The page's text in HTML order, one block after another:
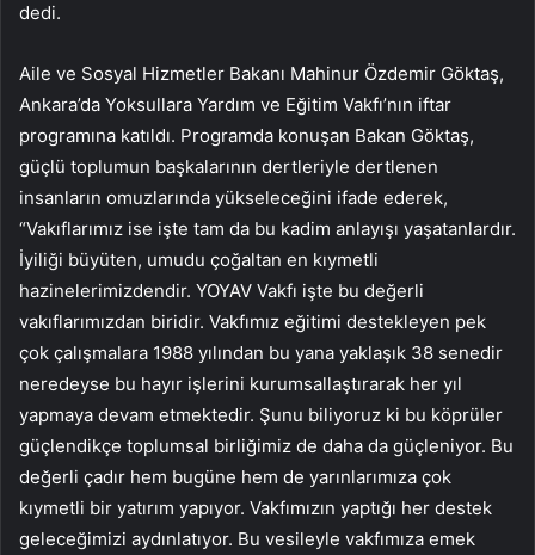
dedi.
Aile ve Sosyal Hizmetler Bakanı Mahinur Özdemir Göktaş,
Ankara’da Yoksullara Yardım ve Eğitim Vakfı’nın iftar
programına katıldı. Programda konuşan Bakan Göktaş,
güçlü toplumun başkalarının dertleriyle dertlenen
insanların omuzlarında yükseleceğini ifade ederek,
“Vakıflarımız ise işte tam da bu kadim anlayışı yaşatanlardır.
İyiliği büyüten, umudu çoğaltan en kıymetli
hazinelerimizdendir. YOYAV Vakfı işte bu değerli
vakıflarımızdan biridir. Vakfımız eğitimi destekleyen pek
çok çalışmalara 1988 yılından bu yana yaklaşık 38 senedir
neredeyse bu hayır işlerini kurumsallaştırarak her yıl
yapmaya devam etmektedir. Şunu biliyoruz ki bu köprüler
güçlendikçe toplumsal birliğimiz de daha da güçleniyor. Bu
değerli çadır hem bugüne hem de yarınlarımıza çok
kıymetli bir yatırım yapıyor. Vakfımızın yaptığı her destek
geleceğimizi aydınlatıyor. Bu vesileyle vakfımıza emek